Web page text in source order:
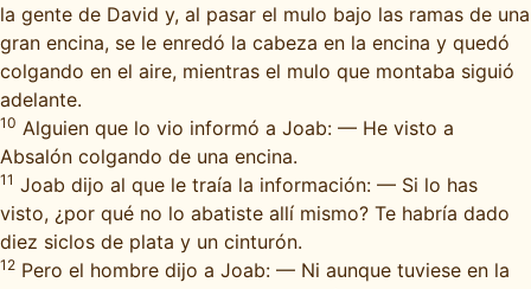
la gente de David y, al pasar el mulo bajo las ramas de una
gran encina, se le enredó la cabeza en la encina y quedó
colgando en el aire, mientras el mulo que montaba siguió
adelante.
10 Alguien que lo vio informó a Joab: — He visto a
Absalón colgando de una encina.
11 Joab dijo al que le traía la información: — Si lo has
visto, ¿por qué no lo abatiste allí mismo? Te habría dado
diez siclos de plata y un cinturón.
12 Pero el hombre dijo a Joab: — Ni aunque tuviese en la